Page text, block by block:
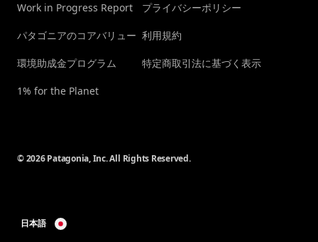
Work in Progress Report
パタゴニアのコアバリュー
環境助成金プログラム
1% for the Planet
プライバシーポリシー
利用規約
特定商取引法に基づく表示
© 2026 Patagonia, Inc. All Rights Reserved.
日本語